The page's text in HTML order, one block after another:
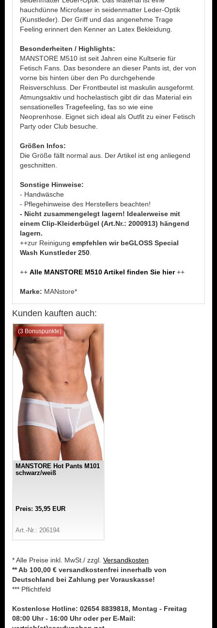
hauchdünne Microfaser in seidenmatter Leder-Optik
(Kunstleder). Der Griff und das angenehme Trage
Feeling erinnert den Kenner an Latex Bekleidung.
Besonderheiten / Highlights:
MANSTORE M510 ist seit Jahren eine Kultserie für
Fetisch Fans. Das besondere an dieser Pants ist, der von
vorne bis hinten über den Po durchgehende
Reisverschluss. Der Frontbeutel ist maskulin ausgeformt.
Atmungsaktiv und hochelastisch gibt dir das Material ein
sensationelles Tragefeeling, fas so wie eine
Neoprenhose. Eignet sich ideal als Outfit zu einer Fetisch
Party oder Club besuche.
Größen Infos:
Die Größe fällt normal aus. Der Artikel ist eng anliegend
geschnitten.
Sonstige Hinweise:
- Handwäsche
- Pflegehinweise des Herstellers beachten!
- Nicht zusammengelegt lagern! Idealerweise mit
einem Clip-Kleiderbügel (Art.Nr.: 2000913) hängend
lagern.
++zur Reinigung empfehlen wir beGLOSS Special
Wash Kunstleder 250
++ Alle MANSTORE M510 Artikel finden Sie hier++
Marke: MANstore*
Kunden kauften auch:
(3 Bonuspunkte)
MANSTORE Hot Pants M101
schwarz/weiß
Preis: 35,95 EUR
Art.-Nr.: 206194
* Alle Preise inkl. MwSt./ zzgl. Versandkosten
** Ab 100,00 € versandkostenfrei innerhalb von
Deutschland bei Zahlung per Vorauskasse!
*** Pflichtfeld
Kostenlose Hotline: 02654 8839818, Montag - Freitag
08:00 Uhr - 16:00 Uhr oder per E-Mail: